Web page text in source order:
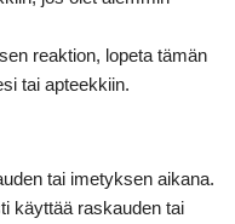
reaktion, lopeta tämän
tai apteekkiin.
tai imetyksen aikana.
käyttää raskauden tai